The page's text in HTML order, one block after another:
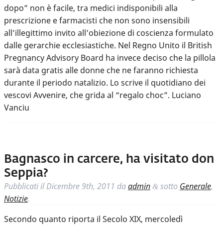
dopo” non è facile, tra medici indisponibili alla
prescrizione e farmacisti che non sono insensibili
all’illegittimo invito all’obiezione di coscienza formulato
dalle gerarchie ecclesiastiche. Nel Regno Unito il British
Pregnancy Advisory Board ha invece deciso che la pillola
sarà data gratis alle donne che ne faranno richiesta
durante il periodo natalizio. Lo scrive il quotidiano dei
vescovi Avvenire, che grida al “regalo choc”. Luciano
Vanciu
Bagnasco in carcere, ha visitato don
Seppia?
Pubblicati ilDicembre 9th, 2011 daadmin & sotto Generale,
Notizie.
Secondo quanto riporta il Secolo XIX, mercoledì